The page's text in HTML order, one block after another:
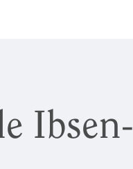
Ibsen-